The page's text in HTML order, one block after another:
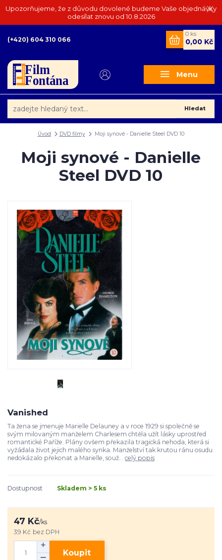
Upozorňujeme, že z důvodu dovolené budeme Vaše objednávky
odesílat znovu od 10.8.2026
Menu
Hledat
(+420) 604 310 066
0 ks
0,00 Kč
Úvod DVD filmy Moji synové - Danielle Steel DVD 10
Moji synové - Danielle
Steel DVD 10
Vanished
Ta žena se jmenuje Marielle Delauney a v roce 1929 si společně se
svým milovaným manželem Charlesem chtěla užít lásky uprostřed
romantické Paříže. Plány ovšem překazila tragická nehoda, která si
vyžádala život jejich malého synka. Manželství tak krutou ránu osudu
nedokázalo překonat a Marielle, souž... celý popis
Dostupnost Skladem > 5 ks
47 Kč/ks
39 Kč bez DPH
Koupit